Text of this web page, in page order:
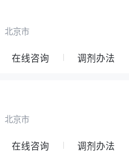
北京市
在线咨询 调剂办法
北京市
在线咨询 调剂办法